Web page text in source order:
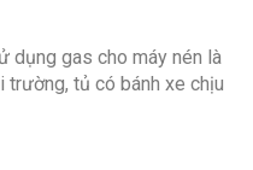
dụng gas cho máy nén là
trường, tủ có bánh xe chịu